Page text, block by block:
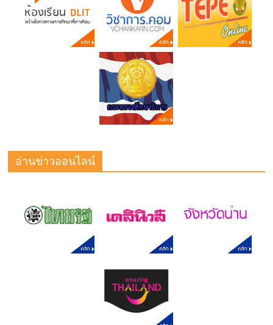
อ่านข่าวออนไลน์